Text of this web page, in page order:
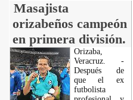
Masajista
orizabeños campeón
en primera división.
Orizaba,
Veracruz. -
Después de
que el ex
futbolista